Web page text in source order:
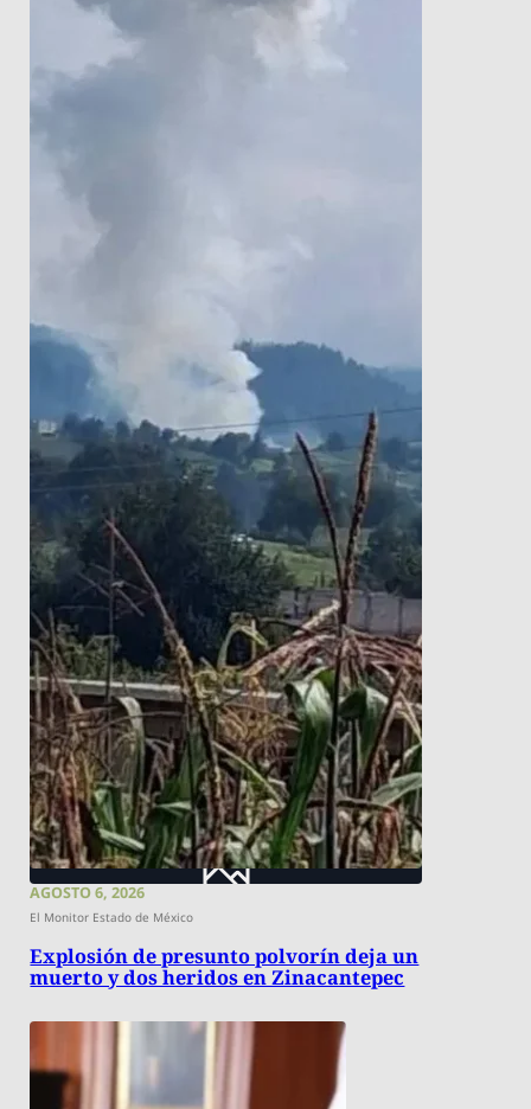
AGOSTO 6, 2026
El Monitor Estado de México
Explosión de presunto polvorín deja un
muerto y dos heridos en Zinacantepec